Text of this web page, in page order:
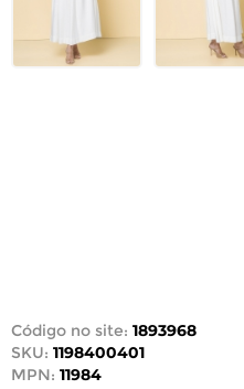
Código no site: 1893968
SKU: 1198400401
MPN: 11984